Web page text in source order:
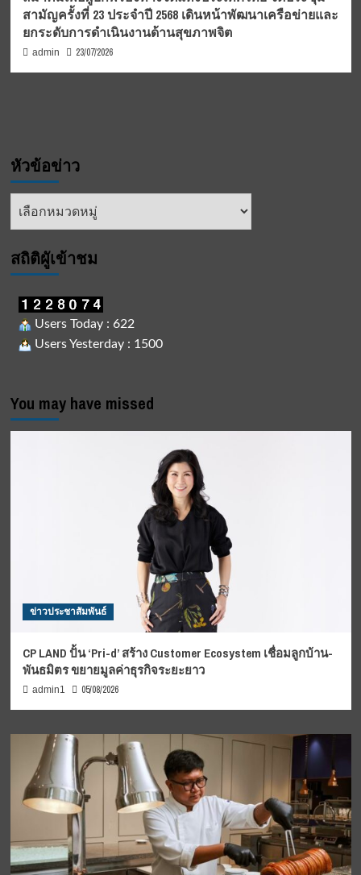
สามัญครั้งที่ 23 ประจำปี 2568 เดินหน้าพัฒนาเครือข่ายและ
ยกระดับการดำเนินงานด้านสุขภาพจิต
admin 23/07/2026
หัวข้อข่าว
หัวข้อ
สถิติผูัเข้าชม
Users Today : 622
Users Yesterday : 1500
You may have missed
ข่าวประชาสัมพันธ์
CP LAND ปั้น ‘Pri-d’ สร้าง Customer Ecosystem เชื่อมลูกบ้าน-
พันธมิตร ขยายมูลค่าธุรกิจระยะยาว
admin1 05/08/2026